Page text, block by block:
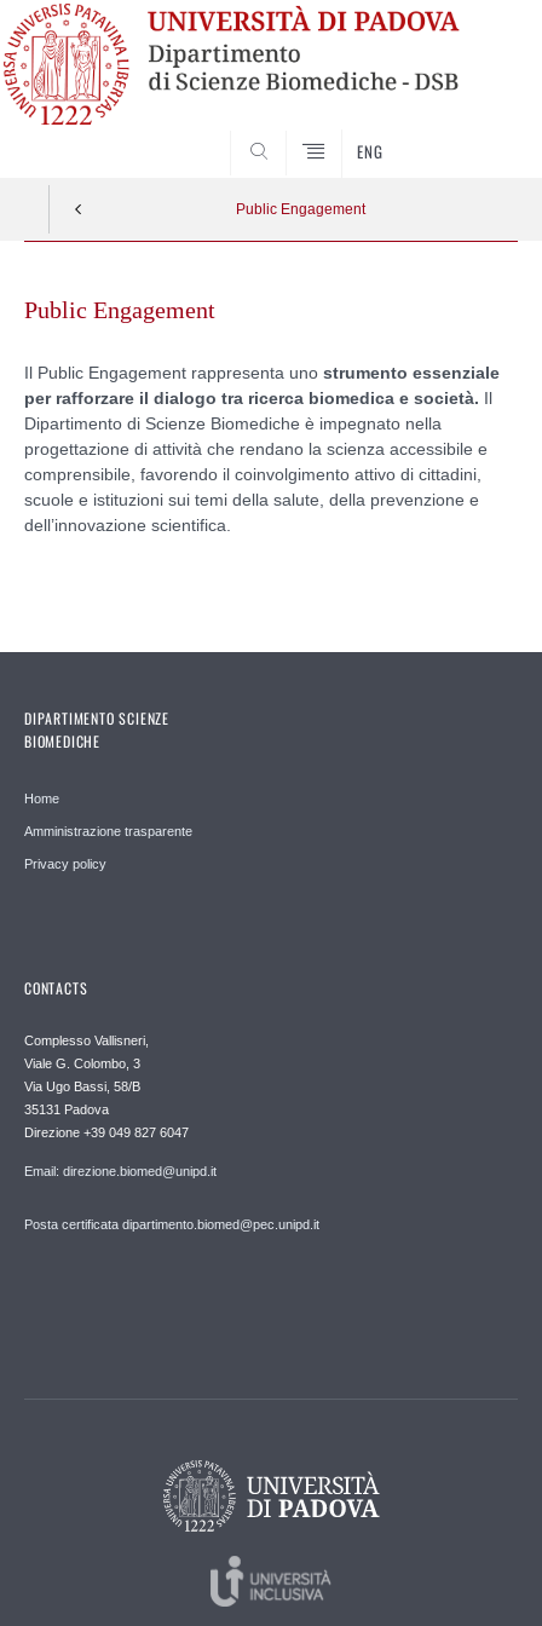
ENG
Public Engagement
contentPublic Engagement
Il Public Engagement rappresenta uno strumento essenziale
per rafforzare il dialogo tra ricerca biomedica e società. Il
Dipartimento di Scienze Biomediche è impegnato nella
progettazione di attività che rendano la scienza accessibile e
comprensibile, favorendo il coinvolgimento attivo di cittadini,
scuole e istituzioni sui temi della salute, della prevenzione e
dell’innovazione scientifica.
DIPARTIMENTO SCIENZE
BIOMEDICHE
Home
Amministrazione trasparente
Privacy policy
CONTACTS
Complesso Vallisneri,
Viale G. Colombo, 3
Via Ugo Bassi, 58/B
35131 Padova
Direzione +39 049 827 6047
Email: direzione.biomed@unipd.it
Posta certificata dipartimento.biomed@pec.unipd.it